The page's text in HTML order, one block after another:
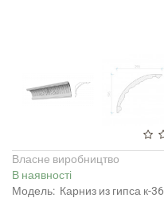
Власне виробництво
В наявності
Модель: Карниз из гипса к-36